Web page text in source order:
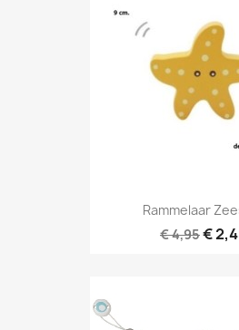
Rammelaar
€ 4,95€